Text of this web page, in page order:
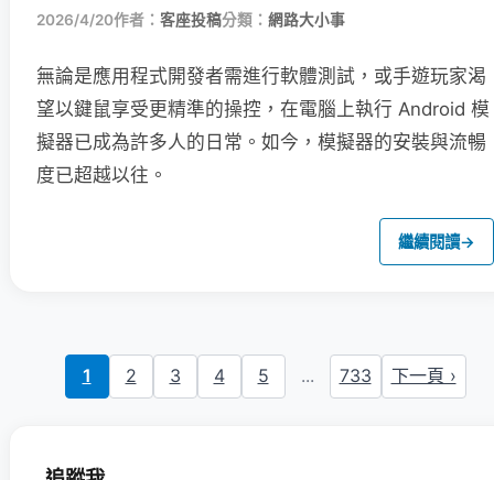
2026/4/20作者： 客座投稿分類： 網路大小事
無論是應用程式開發者需進行軟體測試，或手遊玩家渴
望以鍵鼠享受更精準的操控，在電腦上執行 Android 模
擬器已成為許多人的日常。如今，模擬器的安裝與流暢
度已超越以往。
繼續閱讀→
1 2 3 4 5 ... 733 下一頁 ›